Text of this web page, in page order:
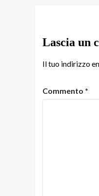
Lascia un
Il tuo indirizzo
Commento *